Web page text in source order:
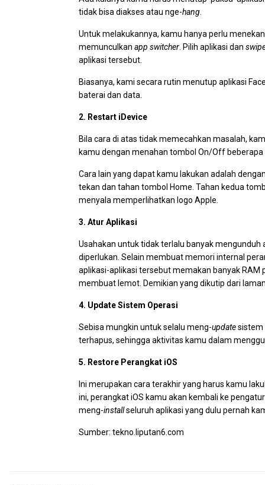
tidak bisa diakses atau nge-hang.
Untuk melakukannya, kamu hanya perlu
memunculkan app switcher. Pilih aplikasi dan
aplikasi tersebut.
Biasanya, kami secara rutin menutup aplikasi
baterai dan data.
2. Restart iDevice
Bila cara di atas tidak memecahkan masalah,
kamu dengan menahan tombol On/Off
Cara lain yang dapat kamu lakukan adalah
tekan dan tahan tombol Home. Tahan kedua
menyala memperlihatkan logo Apple.
3. Atur Aplikasi
Usahakan untuk tidak terlalu banyak mengunduh
diperlukan. Selain membuat memori internal
aplikasi-aplikasi tersebut memakan banyak RAM
membuat lemot. Demikian yang dikutip dari
4. Update Sistem Operasi
Sebisa mungkin untuk selalu meng-updatesistem
terhapus, sehingga aktivitas kamu dalam
5. Restore Perangkat iOS
Ini merupakan cara terakhir yang harus kamu
ini, perangkat iOS kamu akan kembali ke
meng-installseluruh aplikasi yang dulu pernah
Sumber: tekno.liputan6.com